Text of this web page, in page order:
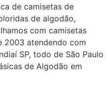
de camisetas de
de algodão,
com camisetas
2003 atendendo com
SP, todo de São Paulo
de Algodão em